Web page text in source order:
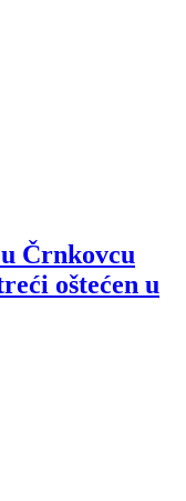
Črnkovcu
oštećen u